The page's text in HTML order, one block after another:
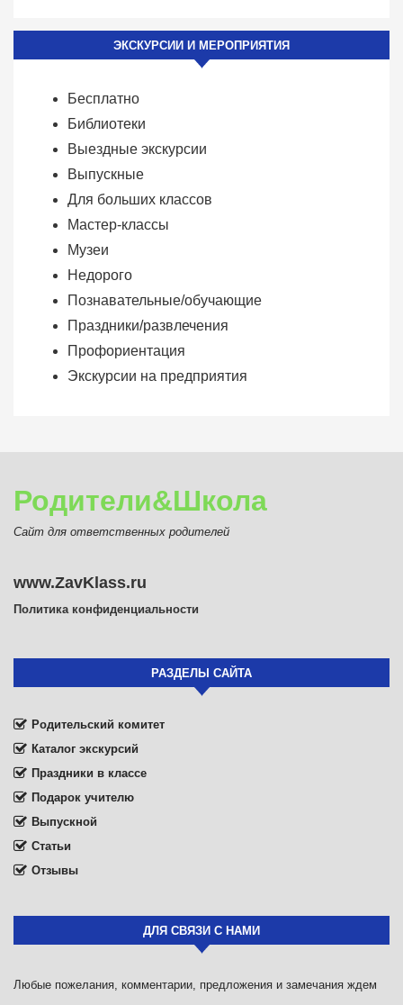
ЭКСКУРСИИ И МЕРОПРИЯТИЯ
Бесплатно
Библиотеки
Выездные экскурсии
Выпускные
Для больших классов
Мастер-классы
Музеи
Недорого
Познавательные/обучающие
Праздники/развлечения
Профориентация
Экскурсии на предприятия
Родители&Школа
Сайт для ответственных родителей
www.ZavKlass.ru
Политика конфиденциальности
РАЗДЕЛЫ САЙТА
Родительский комитет
Каталог экскурсий
Праздники в классе
Подарок учителю
Выпускной
Статьи
Отзывы
ДЛЯ СВЯЗИ С НАМИ
Любые пожелания, комментарии, предложения и замечания ждем